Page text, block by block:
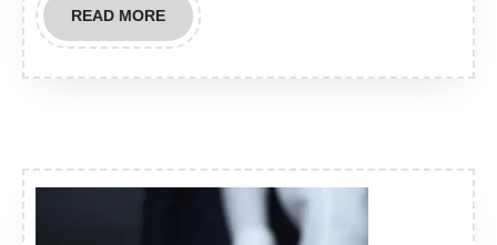
READ MOREREAD
MORE